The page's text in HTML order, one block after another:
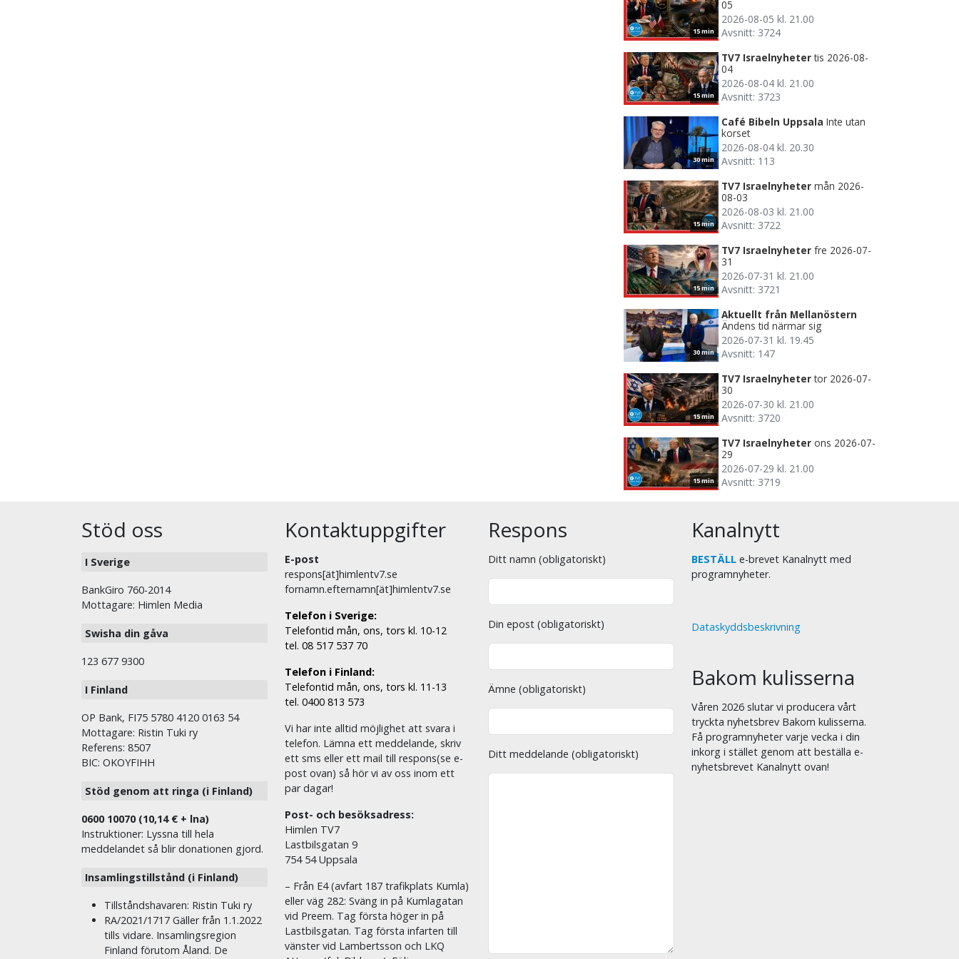
15 min
05
2026-08-05 kl. 21.00
Avsnitt: 3724
15 min
TV7 Israelnyheter tis 2026-08-
04
2026-08-04 kl. 21.00
Avsnitt: 3723
30 min
Café Bibeln Uppsala Inte utan
korset
2026-08-04 kl. 20.30
Avsnitt: 113
15 min
TV7 Israelnyheter mån 2026-
08-03
2026-08-03 kl. 21.00
Avsnitt: 3722
15 min
TV7 Israelnyheter fre 2026-07-
31
2026-07-31 kl. 21.00
Avsnitt: 3721
30 min
Aktuellt från Mellanöstern
Ändens tid närmar sig
2026-07-31 kl. 19.45
Avsnitt: 147
15 min
TV7 Israelnyheter tor 2026-07-
30
2026-07-30 kl. 21.00
Avsnitt: 3720
15 min
TV7 Israelnyheter ons 2026-07-
29
2026-07-29 kl. 21.00
Avsnitt: 3719
Stöd oss
I Sverige
BankGiro 760-2014
Mottagare: Himlen Media
Swisha din gåva
123 677 9300
I Finland
OP Bank, FI75 5780 4120 0163 54
Mottagare: Ristin Tuki ry
Referens: 8507
BIC: OKOYFIHH
Stöd genom att ringa (i Finland)
0600 10070 (10,14 € + lna)
Instruktioner: Lyssna till hela
meddelandet så blir donationen gjord.
Insamlingstillstånd (i Finland)
Tillståndshavaren: Ristin Tuki ry
RA/2021/1717 Gäller från 1.1.2022
tills vidare. Insamlingsregion
Finland förutom Åland. De
Kontaktuppgifter
E-post
respons[ät]himlentv7.se
fornamn.efternamn[ät]himlentv7.se
Telefon i Sverige:
Telefontid mån, ons, tors kl. 10-12
tel. 08 517 537 70
Telefon i Finland:
Telefontid mån, ons, tors kl. 11-13
tel. 0400 813 573
Vi har inte alltid möjlighet att svara i
telefon. Lämna ett meddelande, skriv
ett sms eller ett mail till respons(se e-
post ovan) så hör vi av oss inom ett
par dagar!
Post- och besöksadress:
Himlen TV7
Lastbilsgatan 9
754 54 Uppsala
– Från E4 (avfart 187 trafikplats Kumla)
eller väg 282: Sväng in på Kumlagatan
vid Preem. Tag första höger in på
Lastbilsgatan. Tag första infarten till
vänster vid Lambertsson och LKQ
Respons
Ditt namn (obligatoriskt)
Din epost (obligatoriskt)
Ämne (obligatoriskt)
Ditt meddelande (obligatoriskt)
Kanalnytt
BESTÄLL e-brevet Kanalnytt med
programnyheter.
Dataskyddsbeskrivning
Bakom kulisserna
Våren 2026 slutar vi producera vårt
tryckta nyhetsbrev Bakom kulisserna.
Få programnyheter varje vecka i din
inkorg i stället genom att beställa e-
nyhetsbrevet Kanalnytt ovan!